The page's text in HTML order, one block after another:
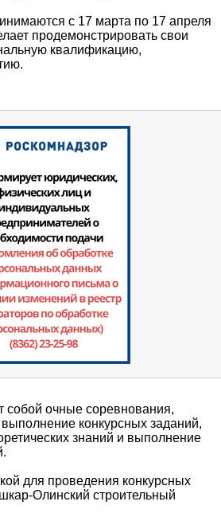
с 17 марта по 17 апреля
продемонстрировать свои
квалификацию,
собой очные соревнования,
конкурсных заданий,
знаний и выполнение
для проведения конкурсных
Олинский строительный